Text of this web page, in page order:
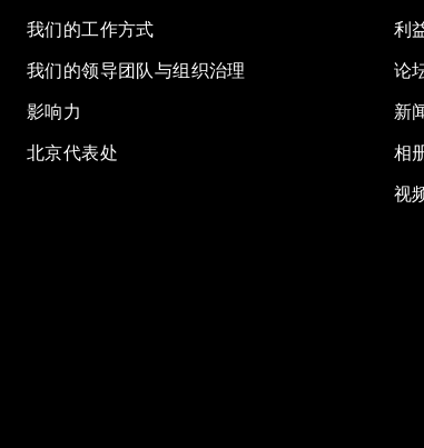
我们的工作方式
我们的领导团队与组织治理
影响力
北京代表处
利
论
新
相
视